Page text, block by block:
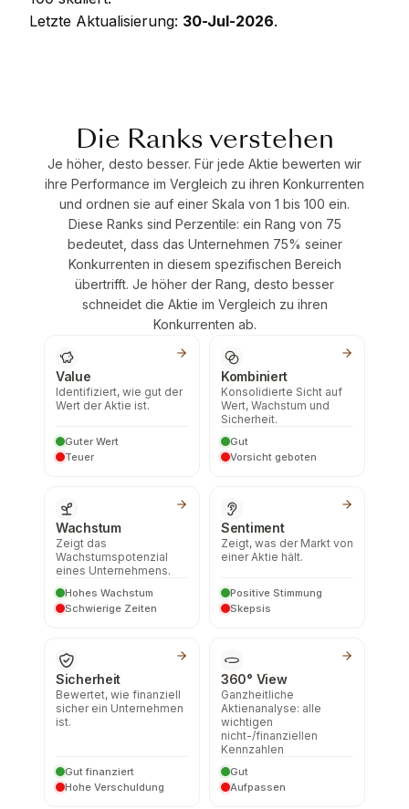
Letzte Aktualisierung: 30-Jul-2026.
Die Ranks verstehen
Je höher, desto besser. Für jede Aktie bewerten wir
ihre Performance im Vergleich zu ihren Konkurrenten
und ordnen sie auf einer Skala von 1 bis 100 ein.
Diese Ranks sind Perzentile: ein Rang von 75
bedeutet, dass das Unternehmen 75% seiner
Konkurrenten in diesem spezifischen Bereich
übertrifft. Je höher der Rang, desto besser
schneidet die Aktie im Vergleich zu ihren
Konkurrenten ab.
Value
Identifiziert, wie gut der
Wert der Aktie ist.
Guter Wert
Teuer
Kombiniert
Konsolidierte Sicht auf
Wert, Wachstum und
Sicherheit.
Gut
Vorsicht geboten
Wachstum
Zeigt das
Wachstumspotenzial
eines Unternehmens.
Hohes Wachstum
Schwierige Zeiten
Sentiment
Zeigt, was der Markt von
einer Aktie hält.
Positive Stimmung
Skepsis
Sicherheit
Bewertet, wie finanziell
sicher ein Unternehmen
ist.
Gut finanziert
Hohe Verschuldung
360° View
Ganzheitliche
Aktienanalyse: alle
wichtigen
nicht-/finanziellen
Kennzahlen
Gut
Aufpassen